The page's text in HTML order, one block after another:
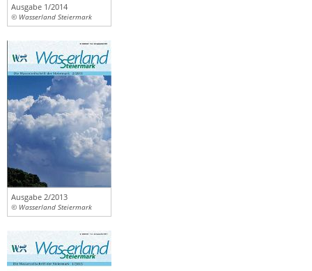
Ausgabe 1/2014
© Wasserland Steiermark
Ausgabe 2/2013
© Wasserland Steiermark